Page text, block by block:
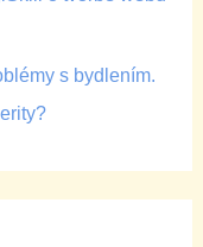
s bydlením.